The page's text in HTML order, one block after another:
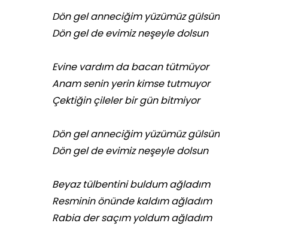
Dön gel anneciğim yüzümüz gülsün
Dön gel de evimiz neşeyle dolsun
Evine vardım da bacan tütmüyor
Anam senin yerin kimse tutmuyor
Çektiğin çileler bir gün bitmiyor
Dön gel anneciğim yüzümüz gülsün
Dön gel de evimiz neşeyle dolsun
Beyaz tülbentini buldum ağladım
Resminin önünde kaldım ağladım
Rabia der saçım yoldum ağladım